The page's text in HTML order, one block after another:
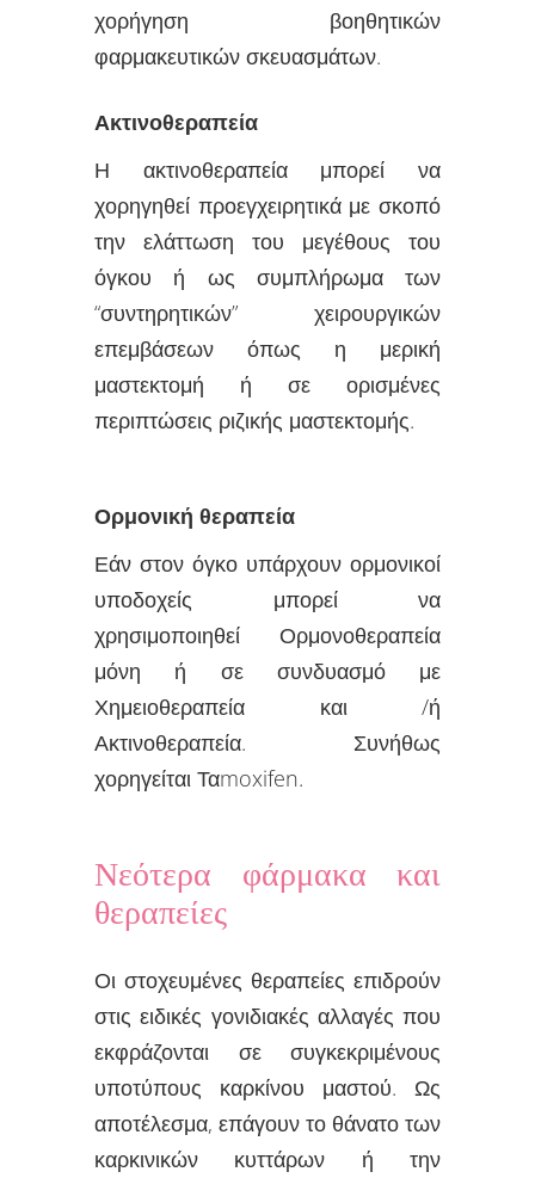
χορήγηση βοηθητικών
φαρμακευτικών σκευασμάτων.
Ακτινοθεραπεία
Η ακτινοθεραπεία μπορεί να
χορηγηθεί προεγχειρητικά με σκοπό
την ελάττωση του μεγέθους του
όγκου ή ως συμπλήρωμα των
“συντηρητικών” χειρουργικών
επεμβάσεων όπως η μερική
μαστεκτομή ή σε ορισμένες
περιπτώσεις ριζικής μαστεκτομής.
Ορμονική θεραπεία
Εάν στον όγκο υπάρχουν ορμονικοί
υποδοχείς μπορεί να
χρησιμοποιηθεί Ορμονοθεραπεία
μόνη ή σε συνδυασμό με
Χημειοθεραπεία και /ή
Ακτινοθεραπεία. Συνήθως
χορηγείται Ταmoxifen.
Νεότερα φάρμακα και
θεραπείες
Οι στοχευμένες θεραπείες επιδρούν
στις ειδικές γονιδιακές αλλαγές που
εκφράζονται σε συγκεκριμένους
υποτύπους καρκίνου μαστού. Ως
αποτέλεσμα, επάγουν το θάνατο των
καρκινικών κυττάρων ή την